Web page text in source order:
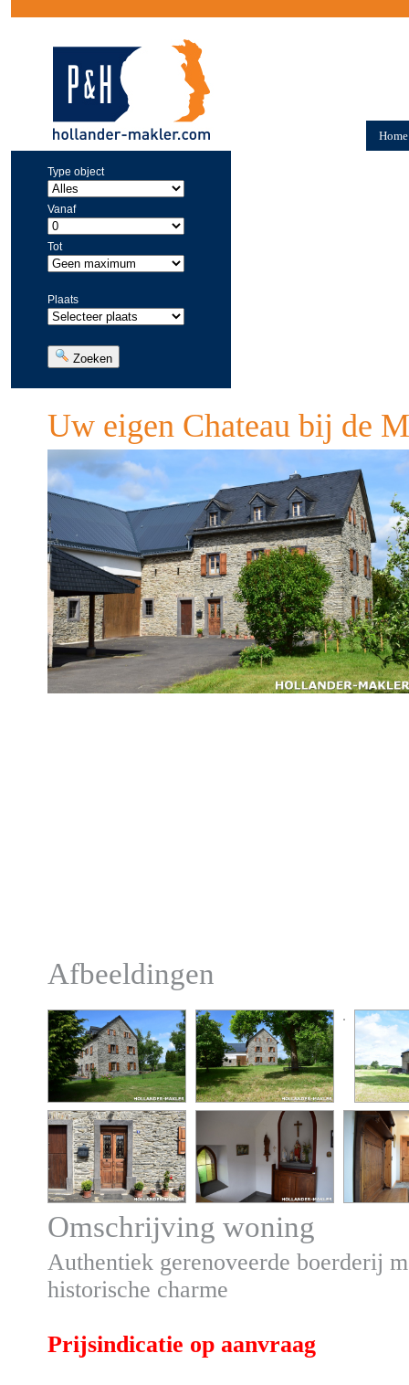
Home
Type object
Vanaf
Tot
Plaats
Zoeken
Uw eigen Chateau bij de
Afbeeldingen
Omschrijving woning
Authentiek gerenoveerde boerderij
historische charme
Prijsindicatie op aanvraag